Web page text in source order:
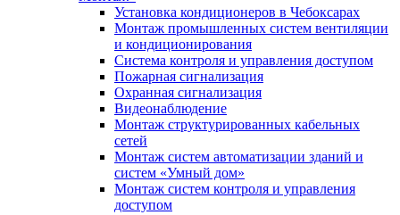
Установка кондиционеров в Чебоксарах
Монтаж промышленных систем вентиляции
и кондиционирования
Система контроля и управления доступом
Пожарная сигнализация
Охранная сигнализация
Видеонаблюдение
Монтаж структурированных кабельных
сетей
Монтаж систем автоматизации зданий и
систем «Умный дом»
Монтаж систем контроля и управления
доступом